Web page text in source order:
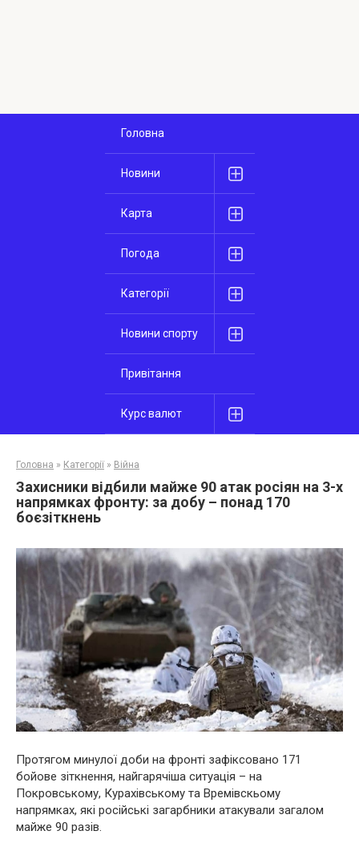
Головна
Новини
Карта
Погода
Категорії
Новини спорту
Привітання
Курс валют
Головна » Категорії » Війна
Захисники відбили майже 90 атак росіян на 3-х
напрямках фронту: за добу – понад 170
боєзіткнень
Протягом минулої доби на фронті зафіксовано 171
бойове зіткнення, найгарячіша ситуація – на
Покровському, Курахівському та Времівскьому
напрямках, які російські загарбники атакували загалом
майже 90 разів.